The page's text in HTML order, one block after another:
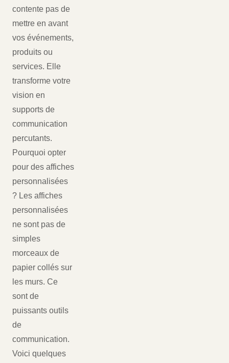
contente pas de
mettre en avant
vos événements,
produits ou
services. Elle
transforme votre
vision en
supports de
communication
percutants.
Pourquoi opter
pour des affiches
personnalisées
? Les affiches
personnalisées
ne sont pas de
simples
morceaux de
papier collés sur
les murs. Ce
sont de
puissants outils
de
communication.
Voici quelques